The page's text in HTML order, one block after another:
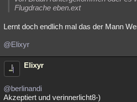
Flugdrache eben.ext
Lernt doch endlich mal das der Mann
@Elixyr
Elixyr
@berlinandi
Akzeptiert und verinnerlicht8-)